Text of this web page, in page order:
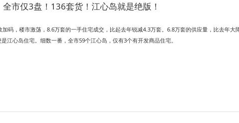
全市仅3盘！136套货！江心岛就是绝版！
加码，楼市激荡，8.6万套的一手住宅成交，比起去年锐减4.3万套。6.8万套的供应量，比去年
江心岛住宅。细数一番，全市59个江心岛，仅有3个有开发商品住宅。